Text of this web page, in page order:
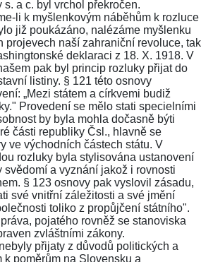
s. a c. byl vrchol překročen.
li k myšlenkovým náběhům k rozluce
již poukázáno, nalézáme myšlenku
projevech naší zahraniční revoluce, tak
deklaraci z 18. X. 1918. V
pak byl princip rozluky přijat do
listiny. § 121 této osnovy
„Mezi státem a církvemi budiž
Provedení se mělo stati specielními
by byla mohla dočasně býti
části republiky Čsl., hlavně se
ve východních částech státu. V
rozluky byla stylisována ustanovení
svědomí a vyznání jakož i rovnosti
§ 123 osnovy pak vyslovil zásadu,
své vnitřní záležitosti a své jmění
toliko z propůjčení státního".
pojatého rovněž se stanoviska
zvláštními zákony.
přijaty z důvodů politických a
k poměrům na Slovensku a